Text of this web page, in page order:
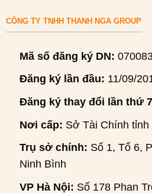
CÔNG TY TNHH THANH NGA GROUP
Mã số đăng ký DN:
Đăng ký lần đầu: 11/09/
Đăng ký thay đổi lần thứ
Nơi cấp: Sở Tài Chính tỉnh
Trụ sở chính: Số 1, Tổ 6,
Ninh Bình
VP Hà Nội: Số 178 Phan